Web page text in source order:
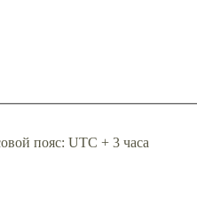
пояс: UTC + 3 часа